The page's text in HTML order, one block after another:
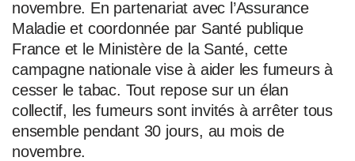
novembre. En partenariat avec l’Assurance
Maladie et coordonnée par Santé publique
France et le Ministère de la Santé, cette
campagne nationale vise à aider les fumeurs à
cesser le tabac. Tout repose sur un élan
collectif, les fumeurs sont invités à arrêter tous
ensemble pendant 30 jours, au mois de
novembre.